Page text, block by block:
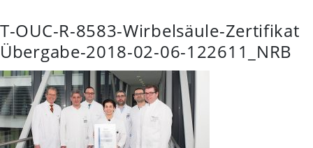
T-OUC-R-8583-Wirbelsäule-Zertifikat
Übergabe-2018-02-06-122611_NRB